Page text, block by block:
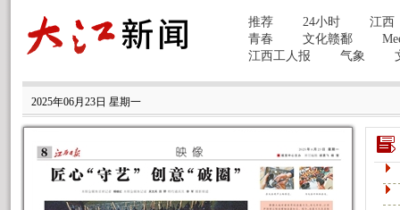
2025年06月23日 星期一